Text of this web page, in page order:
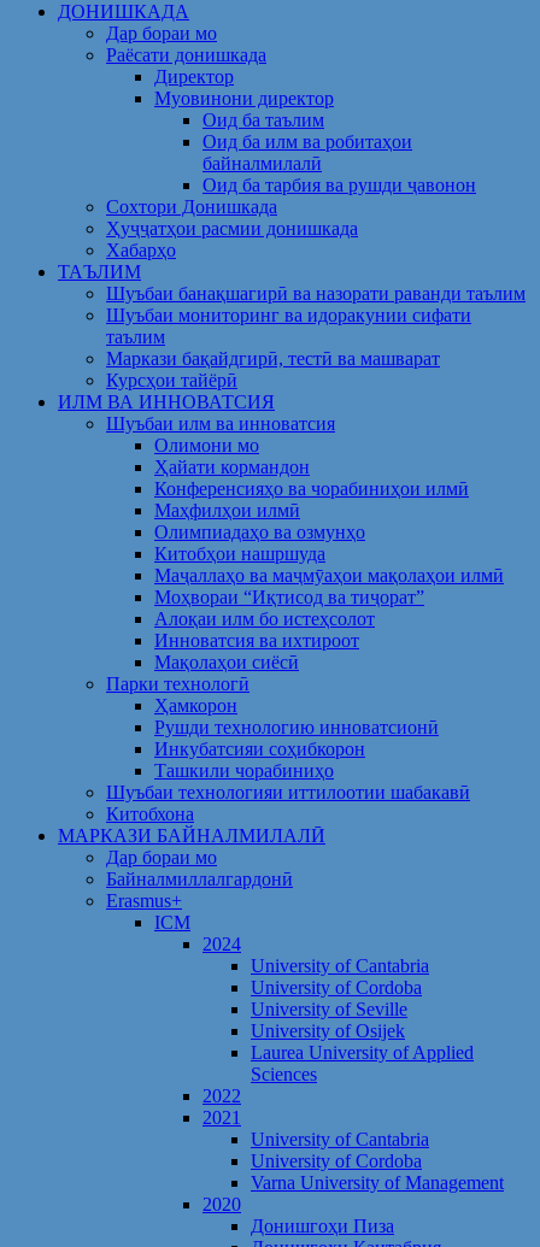
ДОНИШКАДА
Дар бораи мо
Раёсати донишкада
Директор
Муовинони директор
Оид ба таълим
Оид ба илм ва робитаҳои
байналмилалӣ
Оид ба тарбия ва рушди ҷавонон
Сохтори Донишкада
Ҳуҷҷатҳои расмии донишкада
Хабарҳо
ТАЪЛИМ
Шуъбаи банақшагирӣ ва назорати раванди таълим
Шуъбаи мониторинг ва идоракунии сифати
таълим
Маркази бақайдгирӣ, тестӣ ва машварат
Курсҳои тайёрӣ
ИЛМ ВА ИННОВАТСИЯ
Шуъбаи илм ва инноватсия
Олимони мо
Ҳайати кормандон
Конференсияҳо ва чорабиниҳои илмӣ
Маҳфилҳои илмӣ
Олимпиадаҳо ва озмунҳо
Китобҳои нашршуда
Маҷаллаҳо ва маҷмӯаҳои мақолаҳои илмӣ
Моҳвораи “Иқтисод ва тиҷорат”
Алоқаи илм бо истеҳсолот
Инноватсия ва ихтироот
Мақолаҳои сиёсӣ
Парки технологӣ
Ҳамкорон
Рушди технологию инноватсионӣ
Инкубатсияи соҳибкорон
Ташкили чорабиниҳо
Шуъбаи технологияи иттилоотии шабакавӣ
Китобхона
МАРКАЗИ БАЙНАЛМИЛАЛӢ
Дар бораи мо
Байналмиллалгардонӣ
Erasmus+
ICM
2024
University of Cantabria
University of Cordoba
University of Seville
University of Osijek
Laurea University of Applied
Sciences
2022
2021
University of Cantabria
University of Cordoba
Varna University of Management
2020
Донишгоҳи Пиза